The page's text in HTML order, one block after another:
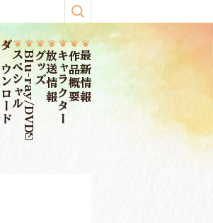
ダウンロードスペシャルBlu-ray/DVDグッズ放送情報キャラクター作品概要最新情報